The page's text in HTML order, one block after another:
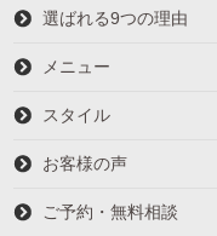
選ばれる9つの理由
メニュー
スタイル
お客様の声
ご予約・無料相談